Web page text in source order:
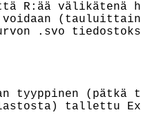
R:ää välikätenä
.svo
tyyppinen (pätkä
tallettu